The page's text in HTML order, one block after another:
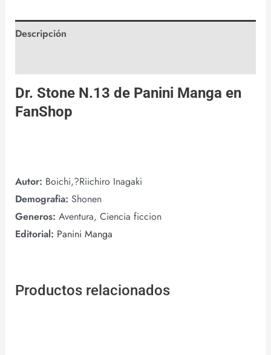
Descripción
Dr. Stone N.13 de Panini Manga en
FanShop
Autor: Boichi,?Riichiro Inagaki
Demografia: Shonen
Generos: Aventura, Ciencia ficcion
Editorial: Panini Manga
Productos relacionados